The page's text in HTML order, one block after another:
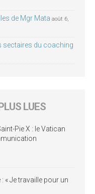
de Mgr Mata août 6,
sectaires du coaching
LUES
Pie X : le Vatican
« Je travaille pour un